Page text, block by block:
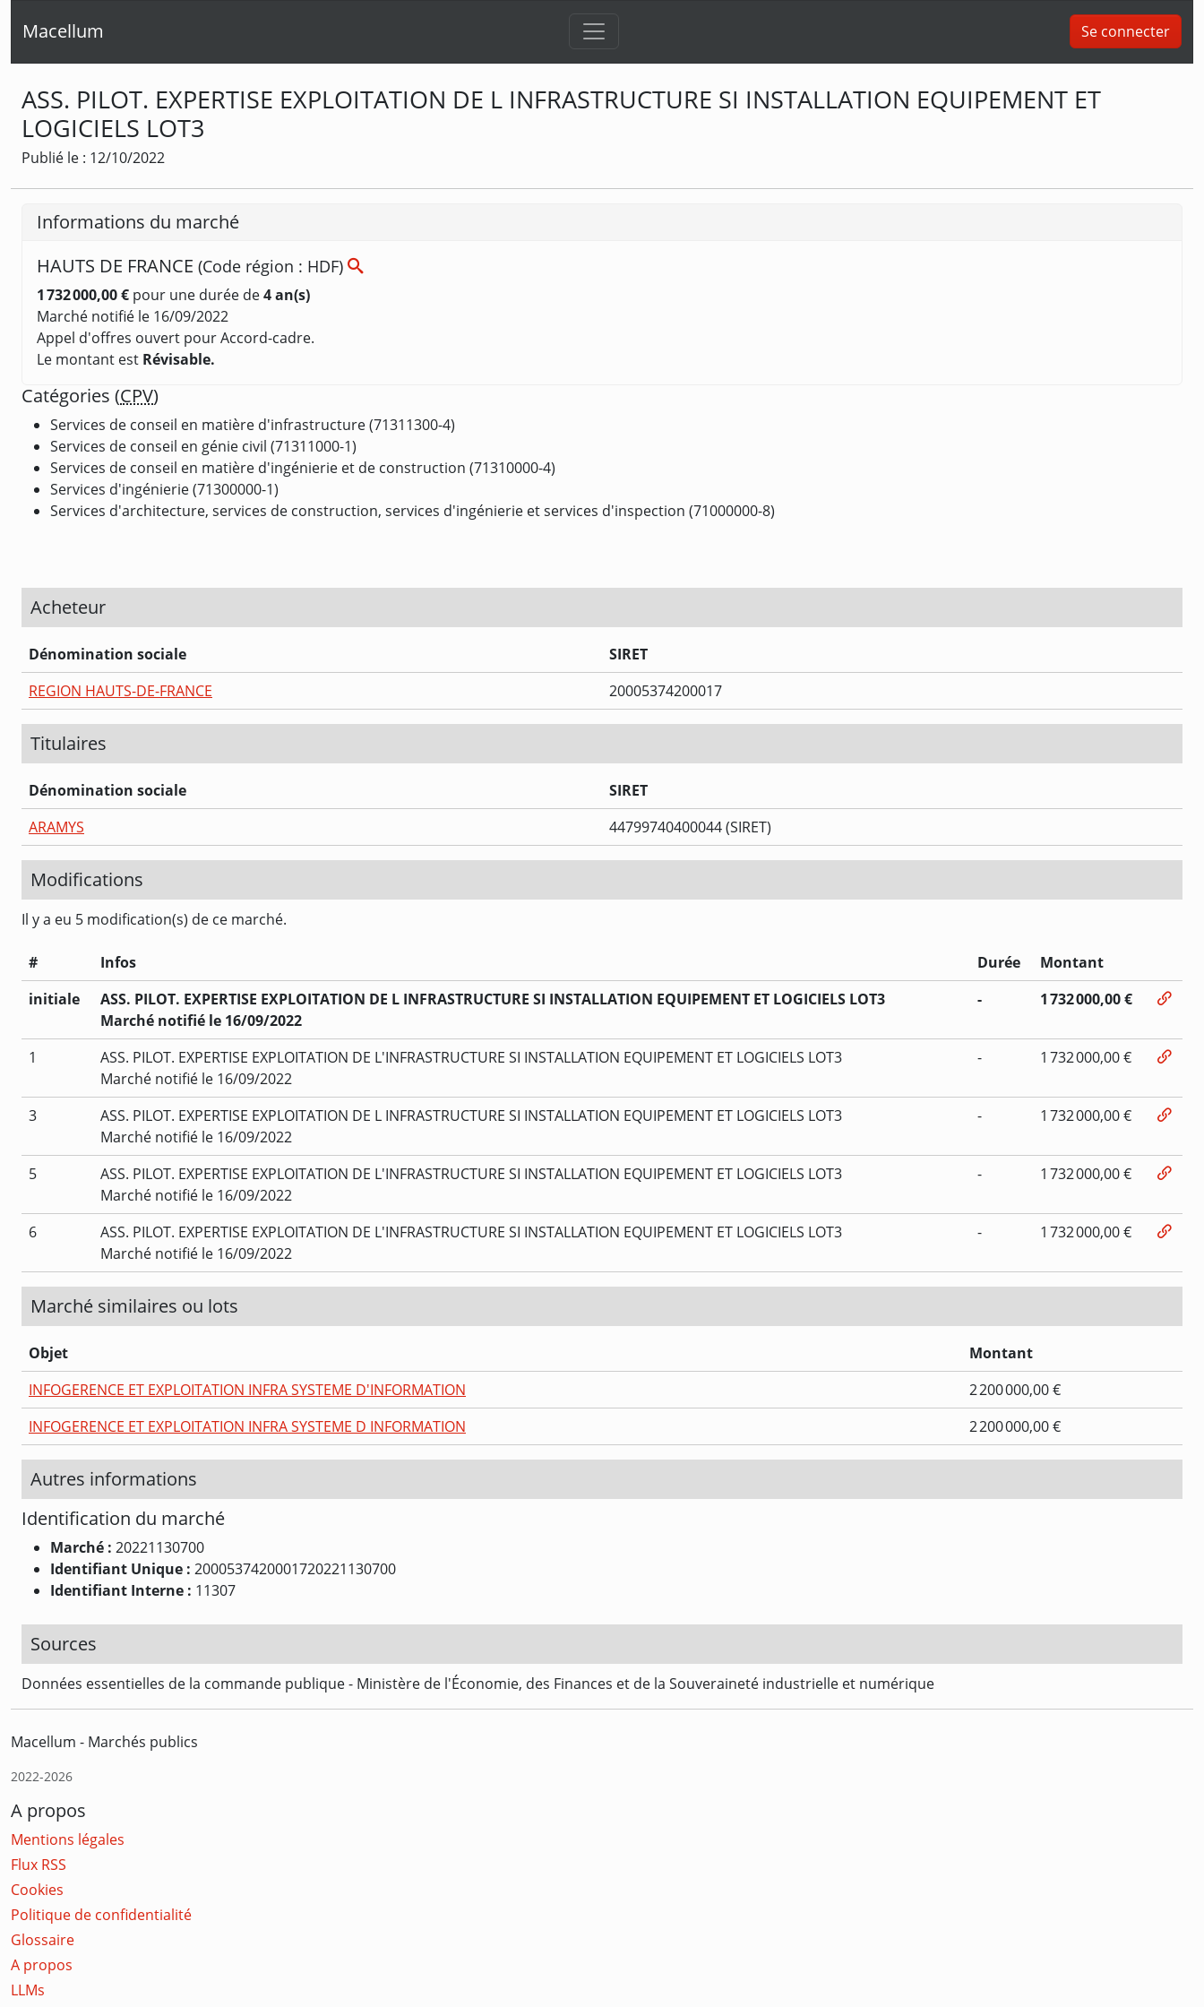
Macellum Se connecter
ASS. PILOT. EXPERTISE EXPLOITATION DE L INFRASTRUCTURE SI INSTALLATION EQUIPEMENT ET
LOGICIELS LOT3
Publié le : 12/10/2022
Informations du marché
HAUTS DE FRANCE (Code région : HDF)
1 732 000,00 € pour une durée de4 an(s)
Marché notifié le 16/09/2022
Appel d'offres ouvert pour Accord-cadre.
Le montant est Révisable.
Catégories (CPV)
Services de conseil en matière d'infrastructure (71311300-4)
Services de conseil en génie civil (71311000-1)
Services de conseil en matière d'ingénierie et de construction (71310000-4)
Services d'ingénierie (71300000-1)
Services d'architecture, services de construction, services d'ingénierie et services d'inspection (71000000-8)
Acheteur
Dénomination sociale
SIRET
REGION HAUTS-DE-FRANCE
20005374200017
Titulaires
Dénomination sociale
SIRET
ARAMYS
44799740400044 (SIRET)
Modifications
Il y a eu 5 modification(s) de ce marché.
# Infos Durée
Montant
initiale
ASS. PILOT. EXPERTISE EXPLOITATION DE L INFRASTRUCTURE SI INSTALLATION EQUIPEMENT ET LOGICIELS LOT3
Marché notifié le 16/09/2022
- 1 732 000,00 €
1
ASS. PILOT. EXPERTISE EXPLOITATION DE L'INFRASTRUCTURE SI INSTALLATION EQUIPEMENT ET LOGICIELS LOT3
Marché notifié le 16/09/2022
- 1 732 000,00 €
3
ASS. PILOT. EXPERTISE EXPLOITATION DE L INFRASTRUCTURE SI INSTALLATION EQUIPEMENT ET LOGICIELS LOT3
Marché notifié le 16/09/2022
- 1 732 000,00 €
5
ASS. PILOT. EXPERTISE EXPLOITATION DE L'INFRASTRUCTURE SI INSTALLATION EQUIPEMENT ET LOGICIELS LOT3
Marché notifié le 16/09/2022
- 1 732 000,00 €
6
ASS. PILOT. EXPERTISE EXPLOITATION DE L'INFRASTRUCTURE SI INSTALLATION EQUIPEMENT ET LOGICIELS LOT3
Marché notifié le 16/09/2022
- 1 732 000,00 €
Marché similaires ou lots
Objet
Montant
INFOGERENCE ET EXPLOITATION INFRA SYSTEME D'INFORMATION
2 200 000,00 €
INFOGERENCE ET EXPLOITATION INFRA SYSTEME D INFORMATION
2 200 000,00 €
Autres informations
Identification du marché
Marché : 20221130700
Identifiant Unique : 2000537420001720221130700
Identifiant Interne : 11307
Sources
Données essentielles de la commande publique - Ministère de l'Économie, des Finances et de la Souveraineté industrielle et numérique
Macellum - Marchés publics
2022-2026
A propos
Mentions légales
Flux RSS
Cookies
Politique de confidentialité
Glossaire
A propos
LLMs